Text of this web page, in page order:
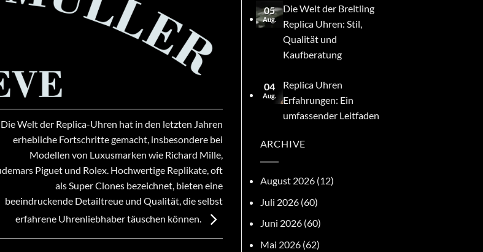
Die Welt der Replica-Uhren hat in den letzten Jahren
erhebliche Fortschritte gemacht, insbesondere bei
Modellen von Luxusmarken wie Richard Mille,
Piguet und Rolex. Hochwertige Replikate, oft
als Super Clones bezeichnet, bieten eine
beeindruckende Detailtreue und Qualität, die selbst
erfahrene Uhrenliebhaber täuschen können.
05
Aug.
Die Welt der Breitling
Replica Uhren: Stil,
Qualität und
Kaufberatung
04
Aug.
Replica Uhren
Erfahrungen: Ein
umfassender Leitfaden
ARCHIVE
August 2026(12)
Juli 2026(60)
Juni 2026(60)
Mai 2026(62)